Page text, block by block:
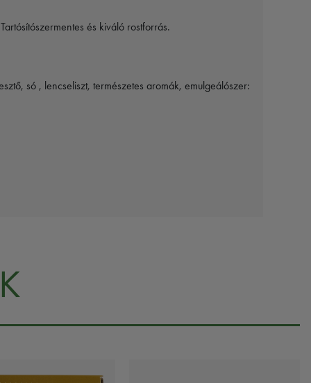
és kiváló rostforrás.
só , lencseliszt, természetes aromák, emulgeálószer: